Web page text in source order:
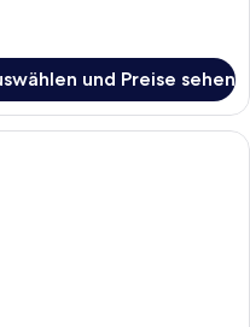
und Preise sehen
Schlafzimmer mit einem großen